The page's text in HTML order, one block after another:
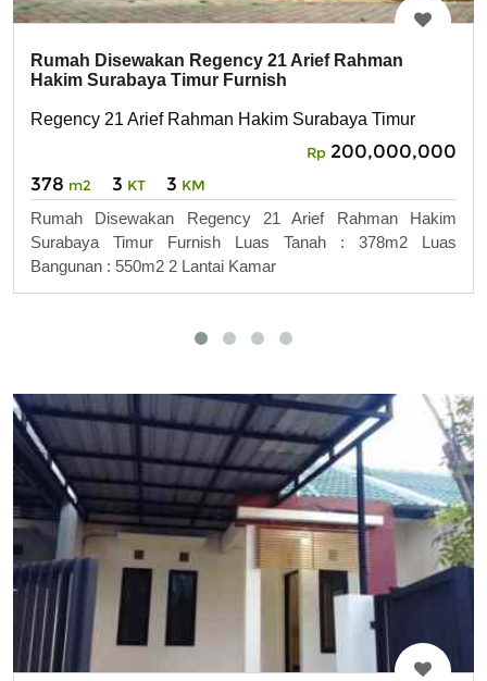
Rumah Disewakan Regency 21 Arief Rahman
Hakim Surabaya Timur Furnish
Regency 21 Arief Rahman Hakim Surabaya Timur
Rp 200,000,000
378 m2 3 KT 3 KM
Rumah Disewakan Regency 21 Arief Rahman Hakim
Surabaya Timur Furnish Luas Tanah : 378m2 Luas
Bangunan : 550m2 2 Lantai Kamar